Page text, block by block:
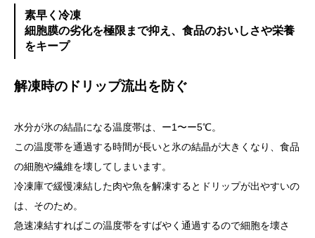
素早く冷凍
細胞膜の劣化を極限まで抑え、食品のおいしさや栄養
をキープ
解凍時のドリップ流出を防ぐ
水分が氷の結晶になる温度帯は、ー1〜ー5℃。
この温度帯を通過する時間が長いと氷の結晶が大きくなり、食品
の細胞や繊維を壊してしまいます。
冷凍庫で緩慢凍結した肉や魚を解凍するとドリップが出やすいの
は、そのため。
急速凍結すればこの温度帯をすばやく通過するので細胞を壊さ